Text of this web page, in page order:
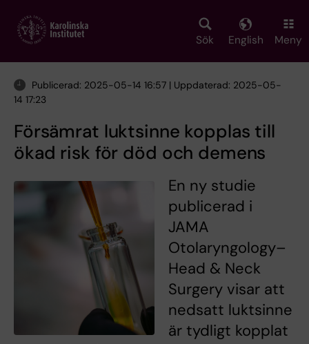
main
Sök English Meny
Publicerad: 2025-05-14 16:57 | Uppdaterad: 2025-05-
14 17:23
Försämrat luktsinne kopplas till
ökad risk för död och demens
En ny studie
publicerad i
JAMA
Otolaryngology–
Head & Neck
Surgery visar att
nedsatt luktsinne
är tydligt kopplat